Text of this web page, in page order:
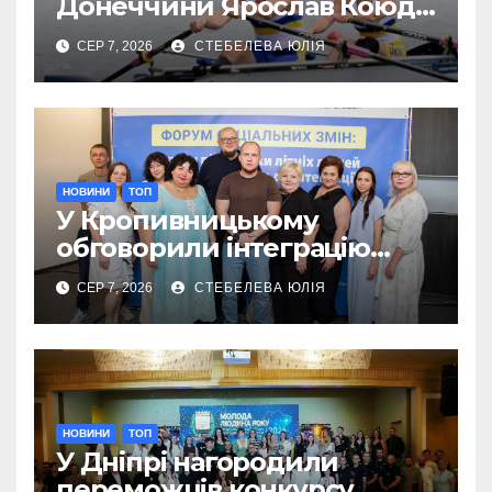
завоював «срібло»
чемпіонату Європи
СЕР 7, 2026 СТЕБЕЛЕВА ЮЛІЯ
НОВИНИ ТОП
У Кропивницькому
обговорили інтеграцію
літніх переселенців
СЕР 7, 2026 СТЕБЕЛЕВА ЮЛІЯ
НОВИНИ ТОП
У Дніпрі нагородили